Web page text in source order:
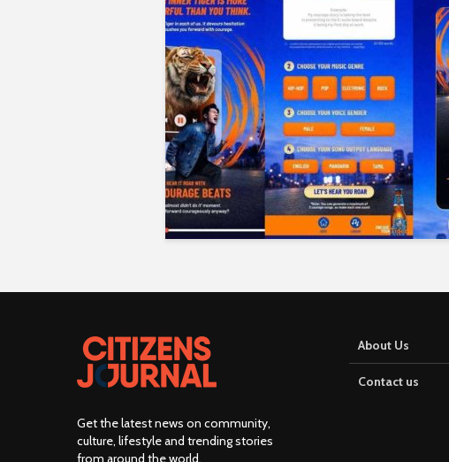
Get the latest news on community,
culture, lifestyle and trending stories
from around the world.
About Us
Contact us